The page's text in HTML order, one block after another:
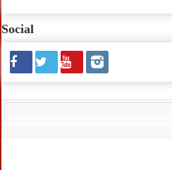
Social